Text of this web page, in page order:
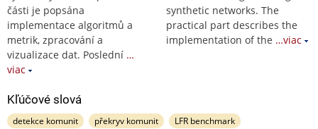
části je popsána
implementace algoritmů a
metrik, zpracování a
vizualizace dat. Poslední …
viac
synthetic networks. The
practical part describes the
implementation of the …viac
Kľúčové slová
detekce komunit překryv komunit LFR benchmark